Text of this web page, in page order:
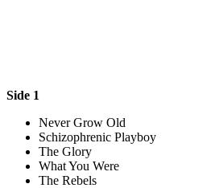
Side 1
Never Grow Old
Schizophrenic Playboy
The Glory
What You Were
The Rebels